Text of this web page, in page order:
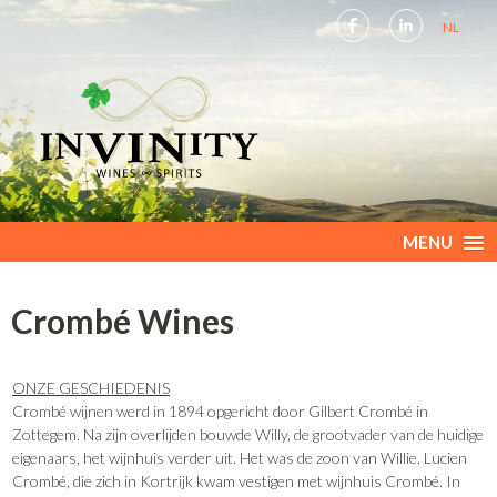
NL
MENU
Crombé Wines
ONZE GESCHIEDENIS
Crombé wijnen werd in 1894 opgericht door Gilbert Crombé in
Zottegem. Na zijn overlijden bouwde Willy, de grootvader van de huidige
eigenaars, het wijnhuis verder uit. Het was de zoon van Willie, Lucien
Crombé, die zich in Kortrijk kwam vestigen met wijnhuis Crombé. In